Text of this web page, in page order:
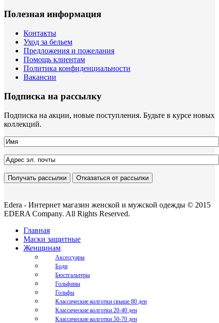
Полезная информация
Контакты
Уход за бельем
Предложения и пожелания
Помощь клиентам
Политика конфиденциальности
Вакансии
Подписка на рассылку
Подписка на акции, новые поступления. Будьте в курсе новых
коллекций.
Edera - Интернет магазин женской и мужской одежды © 2015
EDERA Company. All Rights Reserved.
Главная
Маски защитные
Женщинам
Аксессуары
Боди
Бюстгальтеры
Гольфины
Гольфы
Классические колготки свыше 80 ден
Классические колготки 20-40 ден
Классические колготки 50-70 ден